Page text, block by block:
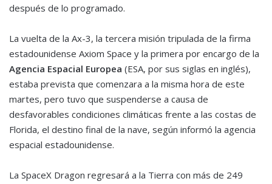
después de lo programado.
La vuelta de la Ax-3, la tercera misión tripulada de la firma
estadounidense Axiom Space y la primera por encargo de la
Agencia Espacial Europea (ESA, por sus siglas en inglés),
estaba prevista que comenzara a la misma hora de este
martes, pero tuvo que suspenderse a causa de
desfavorables condiciones climáticas frente a las costas de
Florida, el destino final de la nave, según informó la agencia
espacial estadounidense.
La SpaceX Dragon regresará a la Tierra con más de 249